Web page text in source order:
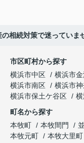
の相続対策で迷っていま
市区町村から探す
横浜市中区
横浜市
横浜市南区
横浜市
横浜市保土ケ谷区
町名から探す
本牧町
本牧間門
本牧元町
本牧大里町